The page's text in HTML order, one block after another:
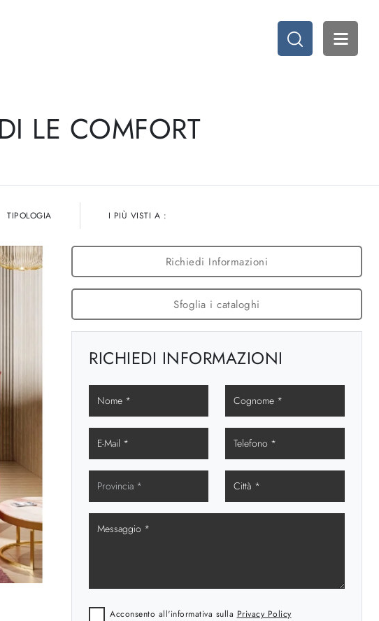
LE COMFORT
TIPOLOGIA I PIÙ VISTI A :
Richiedi Informazioni
Sfoglia i cataloghi
RICHIEDI INFORMAZIONI
Acconsento all'informativa sulla Privacy Policy